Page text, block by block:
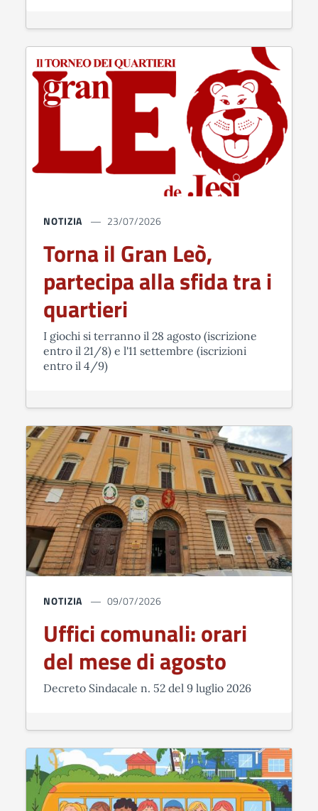
NOTIZIA 23/07/2026
Torna il Gran Leò,
partecipa alla sfida tra i
quartieri
I giochi si terranno il 28 agosto (iscrizione
entro il 21/8) e l'11 settembre (iscrizioni
entro il 4/9)
NOTIZIA 09/07/2026
Uffici comunali: orari
del mese di agosto
Decreto Sindacale n. 52 del 9 luglio 2026